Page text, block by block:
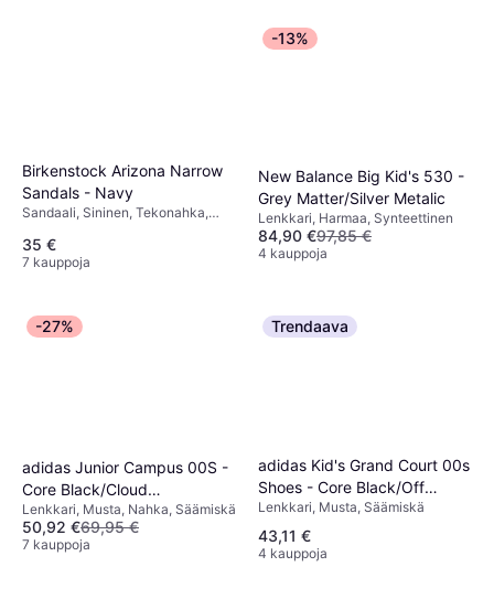
Birkenstock Arizona Narrow
Sandals - Navy
Sandaali, Sininen, Tekonahka,
35 €
7 kauppoja
-13%
New Balance Big Kid's 530 -
Grey Matter/Silver Metalic
Lenkkari, Harmaa, Synteettinen
84,90 €97,85 €
4 kauppoja
-27%
adidas Junior Campus 00S -
Core Black/Cloud
White/Cloud White
Lenkkari, Musta, Nahka, Säämiskä
50,92 €69,95 €
7 kauppoja
Trendaava
adidas Kid's Grand Court 00s
Shoes - Core Black/Off
White/Gum
Lenkkari, Musta, Säämiskä
43,11 €
4 kauppoja